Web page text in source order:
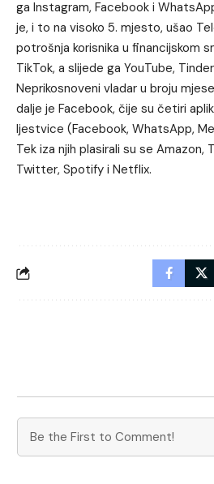
ga Instagram, Facebook i
je, i to na visoko 5. mjesto, ušao
potrošnja korisnika u financijskom
TikTok, a slijede ga YouTube,
Neprikosnoveni vladar u broju
dalje je Facebook, čije su četiri
ljestvice (Facebook, WhatsApp,
Tek iza njih plasirali su se Amazon,
Twitter, Spotify i Netflix.